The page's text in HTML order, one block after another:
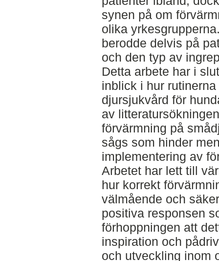
synen på om
olika
berodde delvis på
och den typ av
Detta arbete har i
inblick i hur
djursjukvård för
av
förvärmning på
sågs som hinder
implementering av
Arbetet har lett till
hur korrekt
välmående och
positiva responsen
förhoppningen att
inspiration och
och utveckling inom